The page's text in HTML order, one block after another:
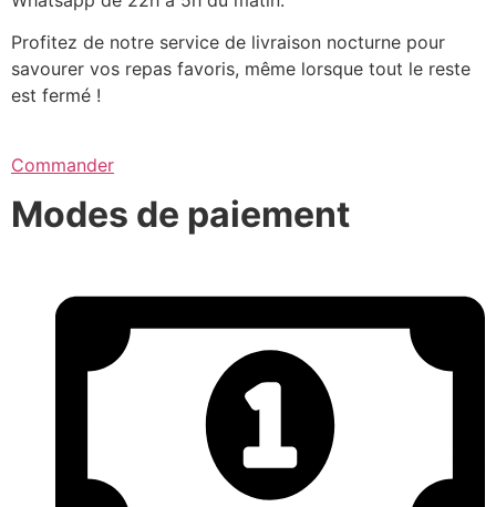
Profitez de notre service de livraison nocturne pour
savourer vos repas favoris, même lorsque tout le reste
est fermé !
Commander
Modes de paiement